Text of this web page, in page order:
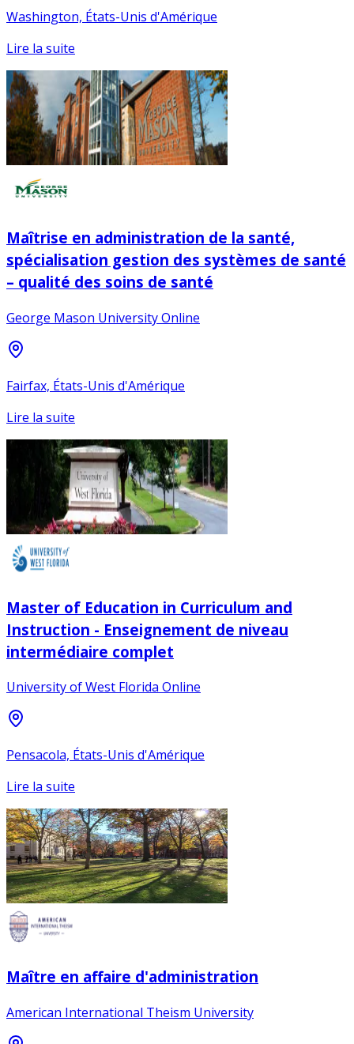
Washington, États-Unis d'Amérique
Lire la suite
Maîtrise en administration de la santé,
spécialisation gestion des systèmes de santé
– qualité des soins de santé
George Mason University Online
Fairfax, États-Unis d'Amérique
Lire la suite
Master of Education in Curriculum and
Instruction - Enseignement de niveau
intermédiaire complet
University of West Florida Online
Pensacola, États-Unis d'Amérique
Lire la suite
Maître en affaire d'administration
American International Theism University